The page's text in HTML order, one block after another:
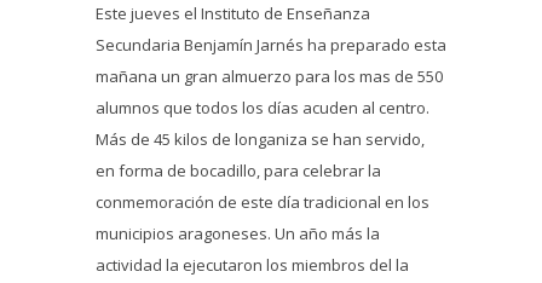
Este jueves el Instituto de Enseñanza
Secundaria Benjamín Jarnés ha preparado esta
mañana un gran almuerzo para los mas de 550
alumnos que todos los días acuden al centro.
Más de 45 kilos de longaniza se han servido,
en forma de bocadillo, para celebrar la
conmemoración de este día tradicional en los
municipios aragoneses. Un año más la
actividad la ejecutaron los miembros del la